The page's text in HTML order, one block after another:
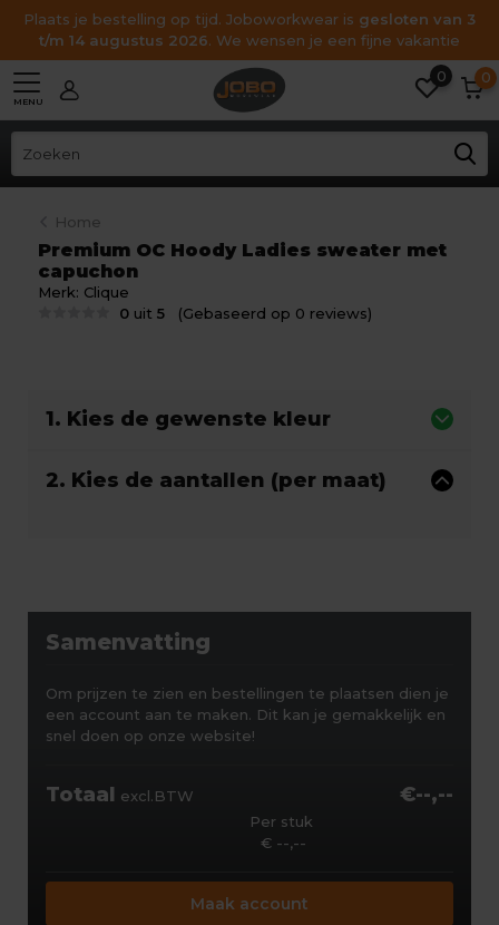
Plaats je bestelling op tijd. Joboworkwear is gesloten van 3
t/m 14 augustus 2026. We wensen je een fijne vakantie
MENU
0 0
Home
Premium OC Hoody Ladies sweater met
capuchon
Merk: Clique
0 uit5 (Gebaseerd op 0 reviews)
1. Kies de gewenste kleur
2. Kies de aantallen (per maat)
Samenvatting
Om prijzen te zien en bestellingen te plaatsen dien je
een account aan te maken. Dit kan je gemakkelijk en
snel doen op onze website!
Totaal excl.BTW €--,--
Per stuk
€ --,--
Maak account